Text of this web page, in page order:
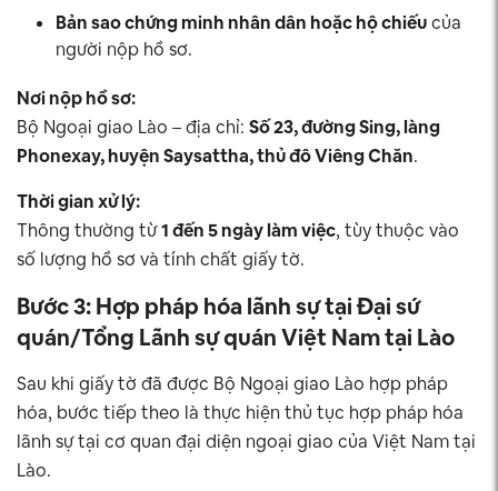
Bản sao chứng minh nhân dân hoặc hộ chiếucủa
người nộp hồ sơ.
Nơi nộp hồ sơ:
Bộ Ngoại giao Lào – địa chỉ: Số 23, đường Sing, làng
Phonexay, huyện Saysattha, thủ đô Viêng Chăn.
Thời gian xử lý:
Thông thường từ1 đến 5 ngày làm việc, tùy thuộc vào
số lượng hồ sơ và tính chất giấy tờ.
Bước 3: Hợp pháp hóa lãnh sự tại Đại sứ
quán/Tổng Lãnh sự quán Việt Nam tại Lào
Sau khi giấy tờ đã được Bộ Ngoại giao Lào hợp pháp
hóa, bước tiếp theo là thực hiện thủ tục hợp pháp hóa
lãnh sự tại cơ quan đại diện ngoại giao của Việt Nam tại
Lào.